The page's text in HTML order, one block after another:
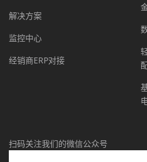
解决方案
监控中心
经销商ERP对接
扫码关注我们的微信公众号